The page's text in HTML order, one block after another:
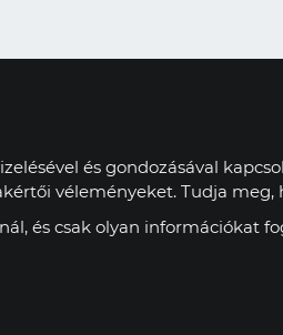
és gondozásával
véleményeket. Tudja
és csak olyan információkat